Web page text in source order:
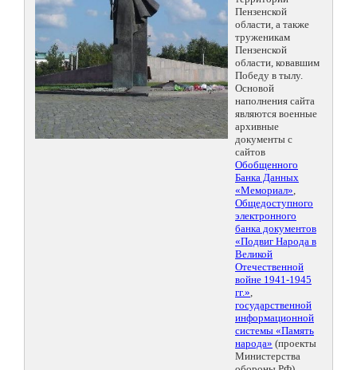
Пензенской
области, а также
труженикам
Пензенской
области, ковавшим
Победу в тылу.
Основой
наполнения сайта
являются военные
архивные
документы с
сайтов
Обобщенного
Банка Данных
«Мемориал»,
Общедоступного
электронного
банка документов
«Подвиг Народа в
Великой
Отечественной
войне 1941-1945
гг.»,
государственной
информационной
системы «Память
народа» (проекты
Министерства